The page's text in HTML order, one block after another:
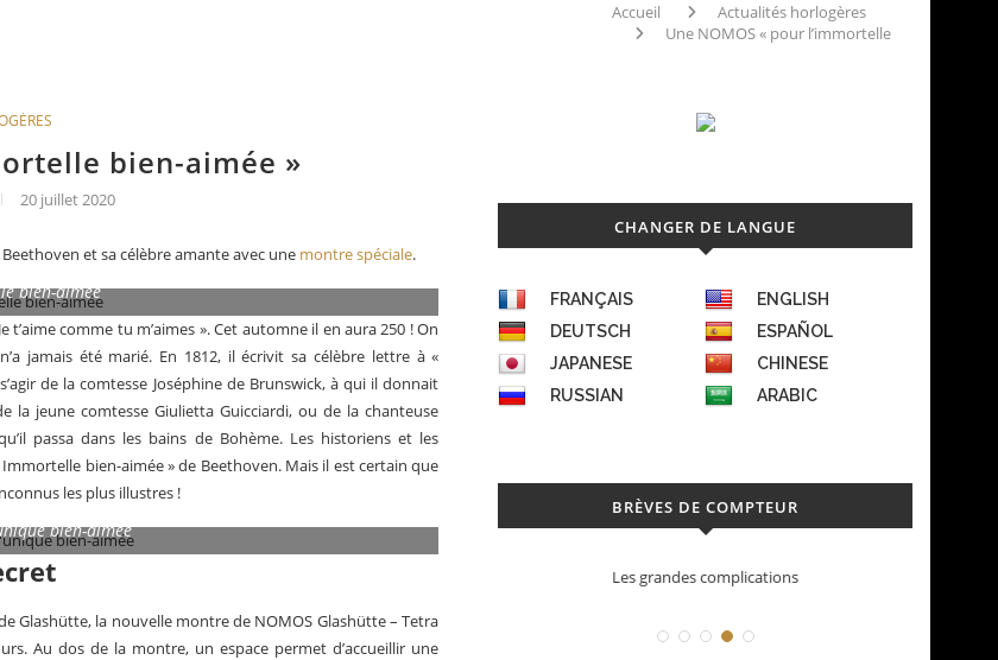
Accueil
Actualités horlogères
Une NOMOS « pour l’immortelle
bien-aimée »
20 juillet 2020
et sa célèbre amante avec une montre spéciale.
bien-aimée
comme tu m’aimes ». Cet automne il en aura 250 ! On
jamais été marié. En 1812, il écrivit sa célèbre lettre à «
de la comtesse Joséphine de Brunswick, à qui il donnait
la jeune comtesse Giulietta Guicciardi, ou de la chanteuse
passa dans les bains de Bohème. Les historiens et les
bien-aimée » de Beethoven. Mais il est certain que
les plus illustres !
bien-aimée
Glashütte, la nouvelle montre de NOMOS Glashütte – Tetra
Au dos de la montre, un espace permet d’accueillir une
CHANGER DE LANGUE
FRANÇAIS
ENGLISH
DEUTSCH
ESPAÑOL
JAPANESE
CHINESE
RUSSIAN
ARABIC
BRÈVES DE COMPTEUR
Les grandes complications